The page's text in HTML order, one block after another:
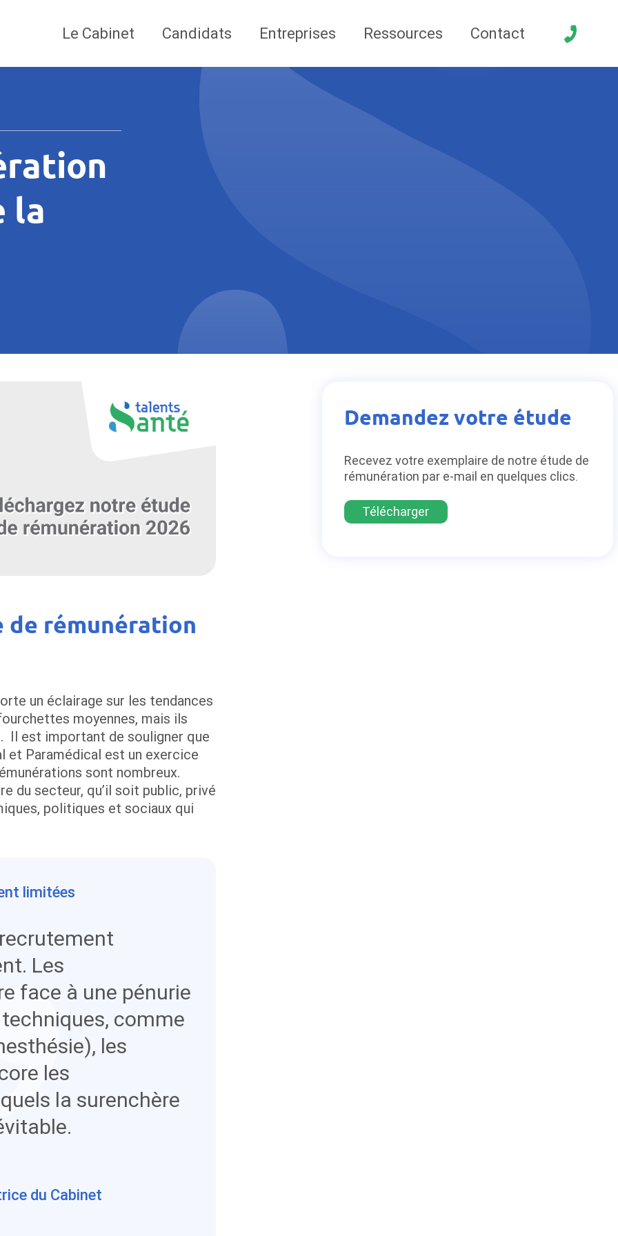
Le Cabinet Candidats Entreprises Ressources Contact
la
de rémunération
un éclairage sur les tendances
moyennes, mais ils
est important de souligner que
et Paramédical est un exercice
sont nombreux.
du secteur, qu’il soit public, privé
politiques et sociaux qui
limitées
Les
face à une pénurie
comme
les
les
la surenchère
du Cabinet
Demandez votre étude
Recevez votre exemplaire de notre étude de
rémunération par e-mail en quelques clics.
Télécharger